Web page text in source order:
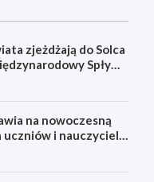
zjeżdżają do Solca
Spływ
na nowoczesną
uczniów i nauczycieli